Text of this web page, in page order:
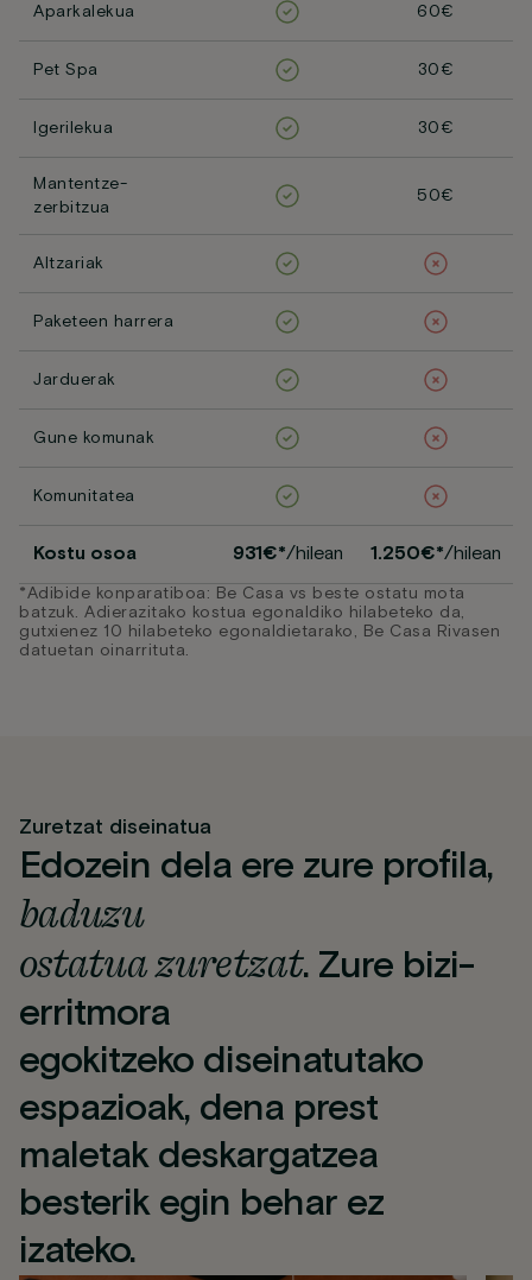
Aparkalekua 60€
Pet Spa 30€
Igerilekua 30€
Mantentze-
zerbitzua
50€
Altzariak
Paketeen harrera
Jarduerak
Gune komunak
Komunitatea
Kostu osoa 931€*/hilean 1.250€*/hilean
*Adibide konparatiboa: Be Casa vs beste ostatu mota
batzuk. Adierazitako kostua egonaldiko hilabeteko da,
gutxienez 10 hilabeteko egonaldietarako, Be Casa Rivasen
datuetan oinarrituta.
Zuretzat diseinatua
Edozein dela ere zure profila,
baduzu
ostatua zuretzat. Zure bizi-
erritmora
egokitzeko diseinatutako
espazioak, dena prest
maletak deskargatzea
besterik egin behar ez
izateko.